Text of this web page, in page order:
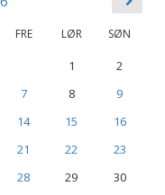
FRE LØR SØN
1
2
7 8
9
14 15
16
21 22
23
28 29
30